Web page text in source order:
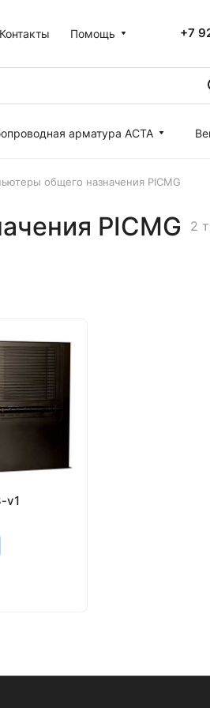
Контакты Помощь +7
арматура АСТА
общего назначения PICMG
PICMG 2
v1